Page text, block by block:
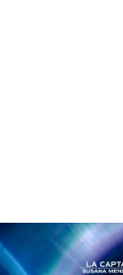
'En el punto de mira'
Domingo con una